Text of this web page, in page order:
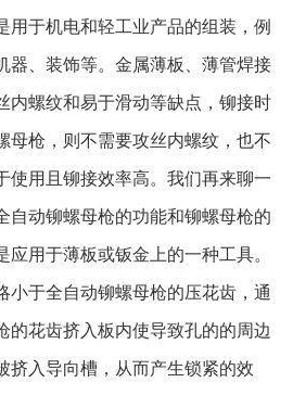
用于机电和轻工业产品的组装，例
器、装饰等。金属薄板、薄管焊接
内螺纹和易于滑动等缺点，铆接时
母枪，则不需要攻丝内螺纹，也不
使用且铆接效率高。我们再来聊一
自动铆螺母枪的功能和铆螺母枪的
用于薄板或钣金上的一种工具。
小于全自动铆螺母枪的压花齿，通
的花齿挤入板内使导致孔的的周边
挤入导向槽，从而产生锁紧的效